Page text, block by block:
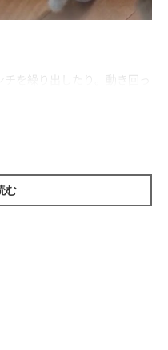
を繰り出したり。動き回っ
る動画です♪
む